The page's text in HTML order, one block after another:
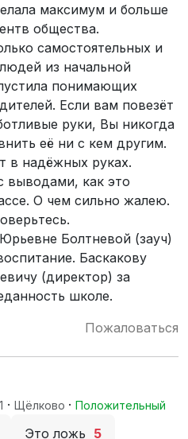
максимум и больше
общества.
самостоятельных и
из начальной
понимающих
Если вам повезёт
руки, Вы никогда
её ни с кем другим.
в надёжных руках.
выводами, как это
О чем сильно жалею.
Болтневой (зауч)
Баскакову
(директор) за
школе.
Пожаловаться
· Щёлково · Положительный
Это ложь 5